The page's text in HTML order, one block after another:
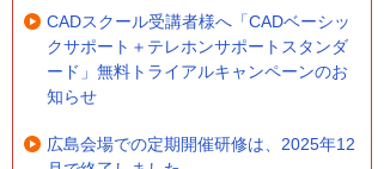
CADスクール受講者様へ「CADベーシッ
クサポート＋テレホンサポートスタンダ
ード」無料トライアルキャンペーンのお
知らせ
広島会場での定期開催研修は、2025年12